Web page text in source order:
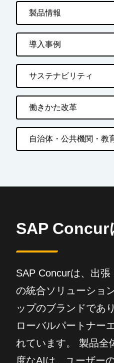
製品情報
導入事例
サステナビリティ
働きかた改革
自治体・公共機関・教
SAP Concur
SAP Concurは、出
の統合ソリューショ
ップのブランドであ
ローバルパートナー
れています。 製品全
度なAIは、ユーザー